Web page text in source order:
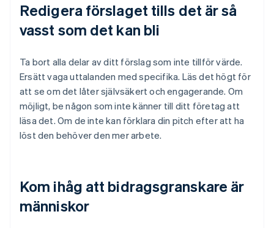
Redigera förslaget tills det är så
vasst som det kan bli
Ta bort alla delar av ditt förslag som inte tillför värde.
Ersätt vaga uttalanden med specifika. Läs det högt för
att se om det låter självsäkert och engagerande. Om
möjligt, be någon som inte känner till ditt företag att
läsa det. Om de inte kan förklara din pitch efter att ha
löst den behöver den mer arbete.
Kom ihåg att bidragsgranskare är
människor